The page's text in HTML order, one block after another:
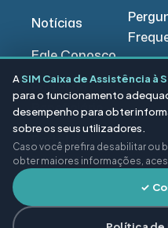
Notícias
Fale Conosco
Portal do
Beneficiário
Portal do
Prestador
ASIM Caixa de Assistência à
para o funcionamento
desempenho para obter
sobre os seus utilizadores.
Caso você prefira desabilitar ou
obter maiores informações,
✓